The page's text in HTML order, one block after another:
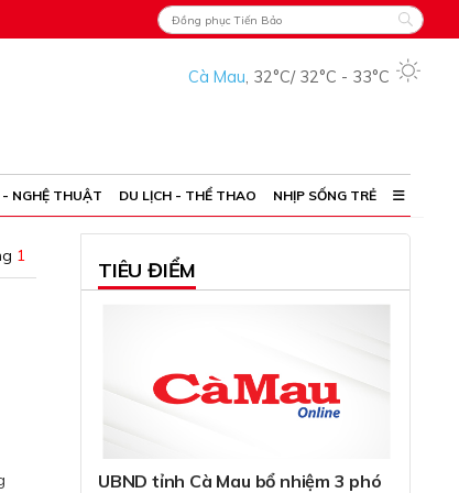
Cà Mau, 32°C/ 32°C - 33°C
NGHỆ THUẬT DU LỊCH - THỂ THAO NHỊP SỐNG TRẺ
1
TIÊU ĐIỂM
UBND tỉnh Cà Mau bổ nhiệm 3 phó